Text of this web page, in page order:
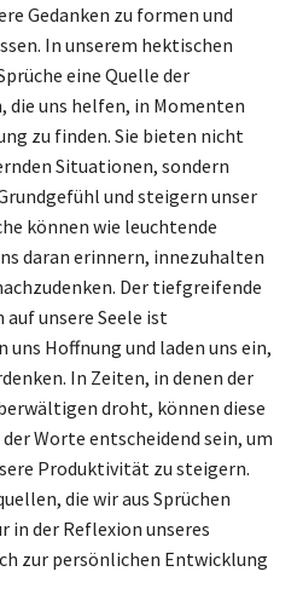
Gedanken zu formen und
In unserem hektischen
eine Quelle der
uns helfen, in Momenten
zu finden. Sie bieten nicht
Situationen, sondern
und steigern unser
können wie leuchtende
daran erinnern, innezuhalten
Der tiefgreifende
unsere Seele ist
uns Hoffnung und laden uns ein,
In Zeiten, in denen der
droht, können diese
Worte entscheidend sein, um
Produktivität zu steigern.
die wir aus Sprüchen
in der Reflexion unseres
zur persönlichen Entwicklung